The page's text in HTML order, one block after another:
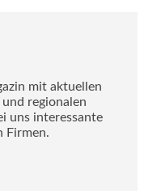
mit aktuellen
regionalen
uns interessante
Firmen.